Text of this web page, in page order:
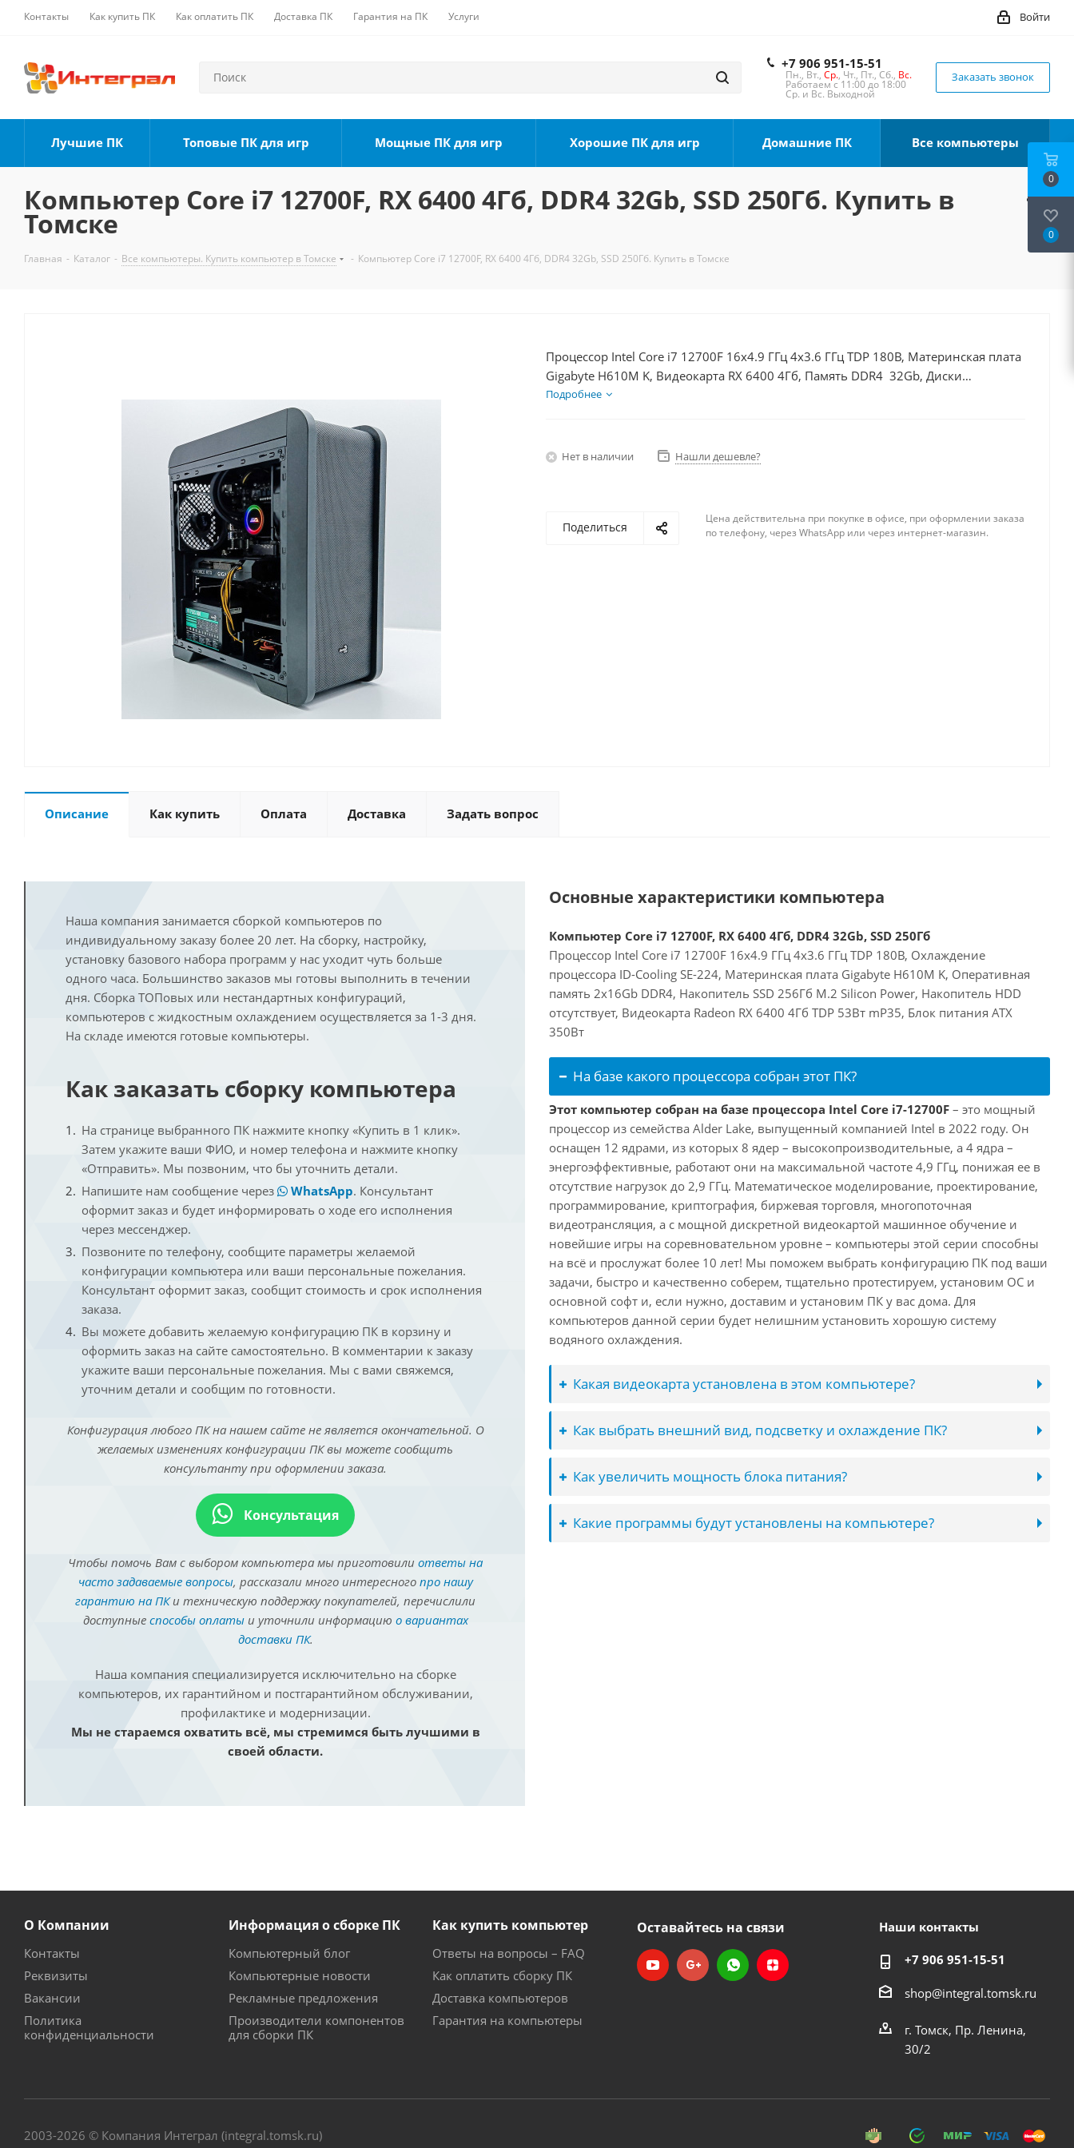
Контакты Как купить ПК Как оплатить ПК Доставка ПК Гарантия на ПК Услуги Войти
+7 906 951-15-51
Пн., Вт., Ср., Чт., Пт., Сб., Вс.
Работаем с 11:00 до 18:00
Ср. и Вс. Выходной
Заказать звонок
Лучшие ПК Топовые ПК для игр Мощные ПК для игр Хорошие ПК для игр Домашние ПК Все компьютеры
Компьютер Core i7 12700F, RX 6400 4Гб, DDR4 32Gb, SSD 250Гб. Купить в
Томске
Главная - Каталог - Все компьютеры. Купить компьютер в Томске - Компьютер Core i7 12700F, RX 6400 4Гб, DDR4 32Gb, SSD 250Гб. Купить в Томске
Процессор Intel Core i7 12700F 16x4.9 ГГц 4x3.6 ГГц TDP 180В, Материнская плата
Gigabyte H610M K, Видеокарта RX 6400 4Гб, Память DDR4 32Gb, Диски
SSD 250Гб, БП 350Вт
Подробнее
Нет в наличии Нашли дешевле?
Поделиться
Цена действительна при покупке в офисе, при оформлении заказа
по телефону, через WhatsApp или через интернет-магазин.
Описание Как купить Оплата Доставка Задать вопрос
Наша компания занимается сборкой компьютеров по
индивидуальному заказу более 20 лет. На сборку, настройку,
установку базового набора программ у нас уходит чуть больше
одного часа. Большинство заказов мы готовы выполнить в течении
дня. Сборка ТОПовых или нестандартных конфигураций,
компьютеров с жидкостным охлаждением осуществляется за 1-3 дня.
На складе имеются готовые компьютеры.
Как заказать сборку компьютера
На странице выбранного ПК нажмите кнопку «Купить в 1 клик».
Затем укажите ваши ФИО, и номер телефона и нажмите кнопку
«Отправить». Мы позвоним, что бы уточнить детали.
Напишите нам сообщение через
WhatsApp. Консультант
оформит заказ и будет информировать о ходе его исполнения
через мессенджер.
Позвоните по телефону, сообщите параметры желаемой
конфигурации компьютера или ваши персональные пожелания.
Консультант оформит заказ, сообщит стоимость и срок исполнения
заказа.
Вы можете добавить желаемую конфигурацию ПК в корзину и
оформить заказ на сайте самостоятельно. В комментарии к заказу
укажите ваши персональные пожелания. Мы с вами свяжемся,
уточним детали и сообщим по готовности.
Конфигурация любого ПК на нашем сайте не является окончательной. О
желаемых изменениях конфигурации ПК вы можете сообщить
консультанту при оформлении заказа.
Консультация
Чтобы помочь Вам с выбором компьютера мы приготовили ответы на
часто задаваемые вопросы, рассказали много интересного про нашу
гарантию на ПКи техническую поддержку покупателей, перечислили
доступные способы оплатыи уточнили информацию о вариантах
доставки ПК.
Наша компания специализируется исключительно на сборке
компьютеров, их гарантийном и постгарантийном обслуживании,
профилактике и модернизации.
Мы не стараемся охватить всё, мы стремимся быть лучшими в
своей области.
Основные характеристики компьютера
Компьютер Core i7 12700F, RX 6400 4Гб, DDR4 32Gb, SSD 250Гб
Процессор Intel Core i7 12700F 16x4.9 ГГц 4x3.6 ГГц TDP 180В, Охлаждение
процессора ID-Cooling SE-224, Материнская плата Gigabyte H610M K, Оперативная
память 2x16Gb DDR4, Накопитель SSD 256Гб M.2 Silicon Power, Накопитель HDD
отсутствует, Видеокарта Radeon RX 6400 4Гб TDP 53Вт mP35, Блок питания ATX
350Вт
На базе какого процессора собран этот ПК?
Этот компьютер собран на базе процессора Intel Core i7-12700F – это мощный
процессор из семейства Alder Lake, выпущенный компанией Intel в 2022 году. Он
оснащен 12 ядрами, из которых 8 ядер – высокопроизводительные, а 4 ядра –
энергоэффективные, работают они на максимальной частоте 4,9 ГГц, понижая ее в
отсутствие нагрузок до 2,9 ГГц. Математическое моделирование, проектирование,
программирование, криптография, биржевая торговля, многопоточная
видеотрансляция, а с мощной дискретной видеокартой машинное обучение и
новейшие игры на соревновательном уровне – компьютеры этой серии способны
на всё и прослужат более 10 лет! Мы поможем выбрать конфигурацию ПК под ваши
задачи, быстро и качественно соберем, тщательно протестируем, установим ОС и
основной софт и, если нужно, доставим и установим ПК у вас дома. Для
компьютеров данной серии будет нелишним установить хорошую систему
водяного охлаждения.
Какая видеокарта установлена в этом компьютере?
Как выбрать внешний вид, подсветку и охлаждение ПК?
Как увеличить мощность блока питания?
Какие программы будут установлены на компьютере?
О Компании
Контакты
Реквизиты
Вакансии
Политика
конфиденциальности
Информация о сборке ПК
Компьютерный блог
Компьютерные новости
Рекламные предложения
Производители компонентов
для сборки ПК
Как купить компьютер
Ответы на вопросы – FAQ
Как оплатить сборку ПК
Доставка компьютеров
Гарантия на компьютеры
Оставайтесь на связи Наши контакты
+7 906 951-15-51
shop@integral.tomsk.ru
г. Томск, Пр. Ленина,
30/2
2003-2026 © Компания Интеграл (integral.tomsk.ru)
0
0